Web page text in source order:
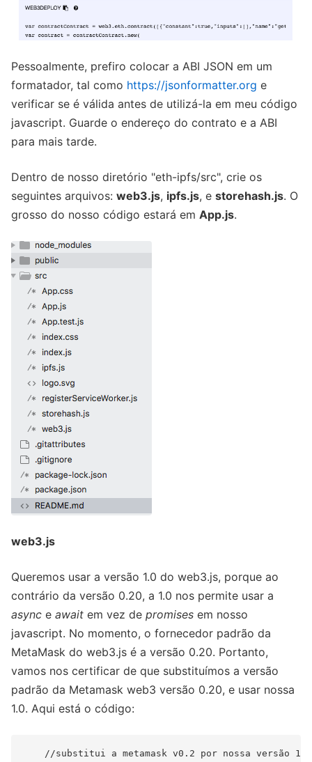
Pessoalmente, prefiro colocar a ABI JSON em um
formatador, tal como https://jsonformatter.org e
verificar se é válida antes de utilizá-la em meu código
javascript. Guarde o endereço do contrato e a ABI
para mais tarde.
Dentro de nosso diretório "eth-ipfs/src", crie os
seguintes arquivos: web3.js, ipfs.js, e storehash.js. O
grosso do nosso código estará em App.js.
web3.js
Queremos usar a versão 1.0 do web3.js, porque ao
contrário da versão 0.20, a 1.0 nos permite usar a
async e await em vez de promises em nosso
javascript. No momento, o fornecedor padrão da
MetaMask do web3.js é a versão 0.20. Portanto,
vamos nos certificar de que substituímos a versão
padrão da Metamask web3 versão 0.20, e usar nossa
1.0. Aqui está o código:
//substitui a metamask v0.2 por nossa versão